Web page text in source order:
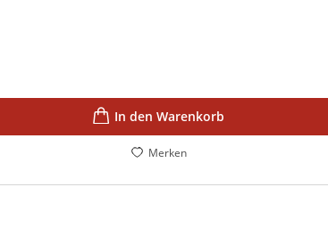
In den Warenkorb
Merken